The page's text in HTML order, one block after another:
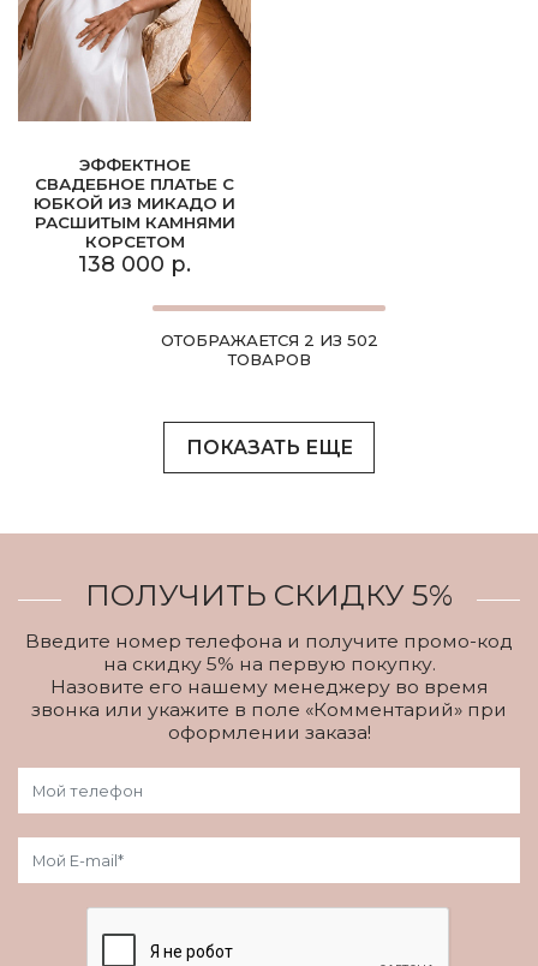
ЭФФЕКТНОЕ
СВАДЕБНОЕ ПЛАТЬЕ С
ЮБКОЙ ИЗ МИКАДО И
РАСШИТЫМ КАМНЯМИ
КОРСЕТОМ
138 000 р.
ОТОБРАЖАЕТСЯ 2 ИЗ 502
ТОВАРОВ
ПОКАЗАТЬ ЕЩЕ
ПОЛУЧИТЬ СКИДКУ 5%
Введите номер телефона и получите промо-код
на скидку 5% на первую покупку.
Назовите его нашему менеджеру во время
звонка или укажите в поле «Комментарий» при
оформлении заказа!